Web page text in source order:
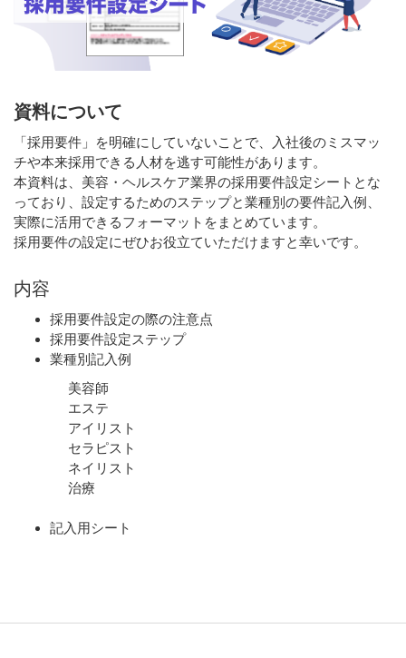
資料について
「採用要件」を明確にしていないことで、入社後のミスマッ
チや本来採用できる人材を逃す可能性があります。
本資料は、美容・ヘルスケア業界の採用要件設定シートとな
っており、設定するためのステップと業種別の要件記入例、
実際に活用できるフォーマットをまとめています。
採用要件の設定にぜひお役立ていただけますと幸いです。
内容
採用要件設定の際の注意点
採用要件設定ステップ
業種別記入例
美容師
エステ
アイリスト
セラピスト
ネイリスト
治療
記入用シート